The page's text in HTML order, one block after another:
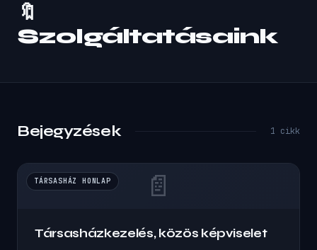
🔖
Szolgáltatásaink
Bejegyzések 1 cikk
📄
TÁRSASHÁZ HONLAP
Társasházkezelés, közös képviselet